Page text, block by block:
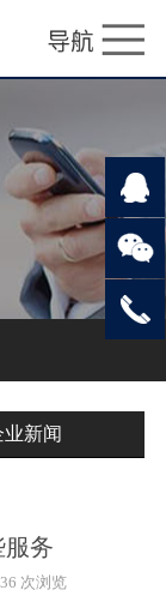
业新闻
服务
次浏览